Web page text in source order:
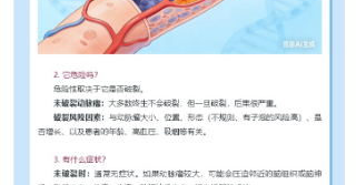
神经外科
神经内科
肾病内科
疼痛科